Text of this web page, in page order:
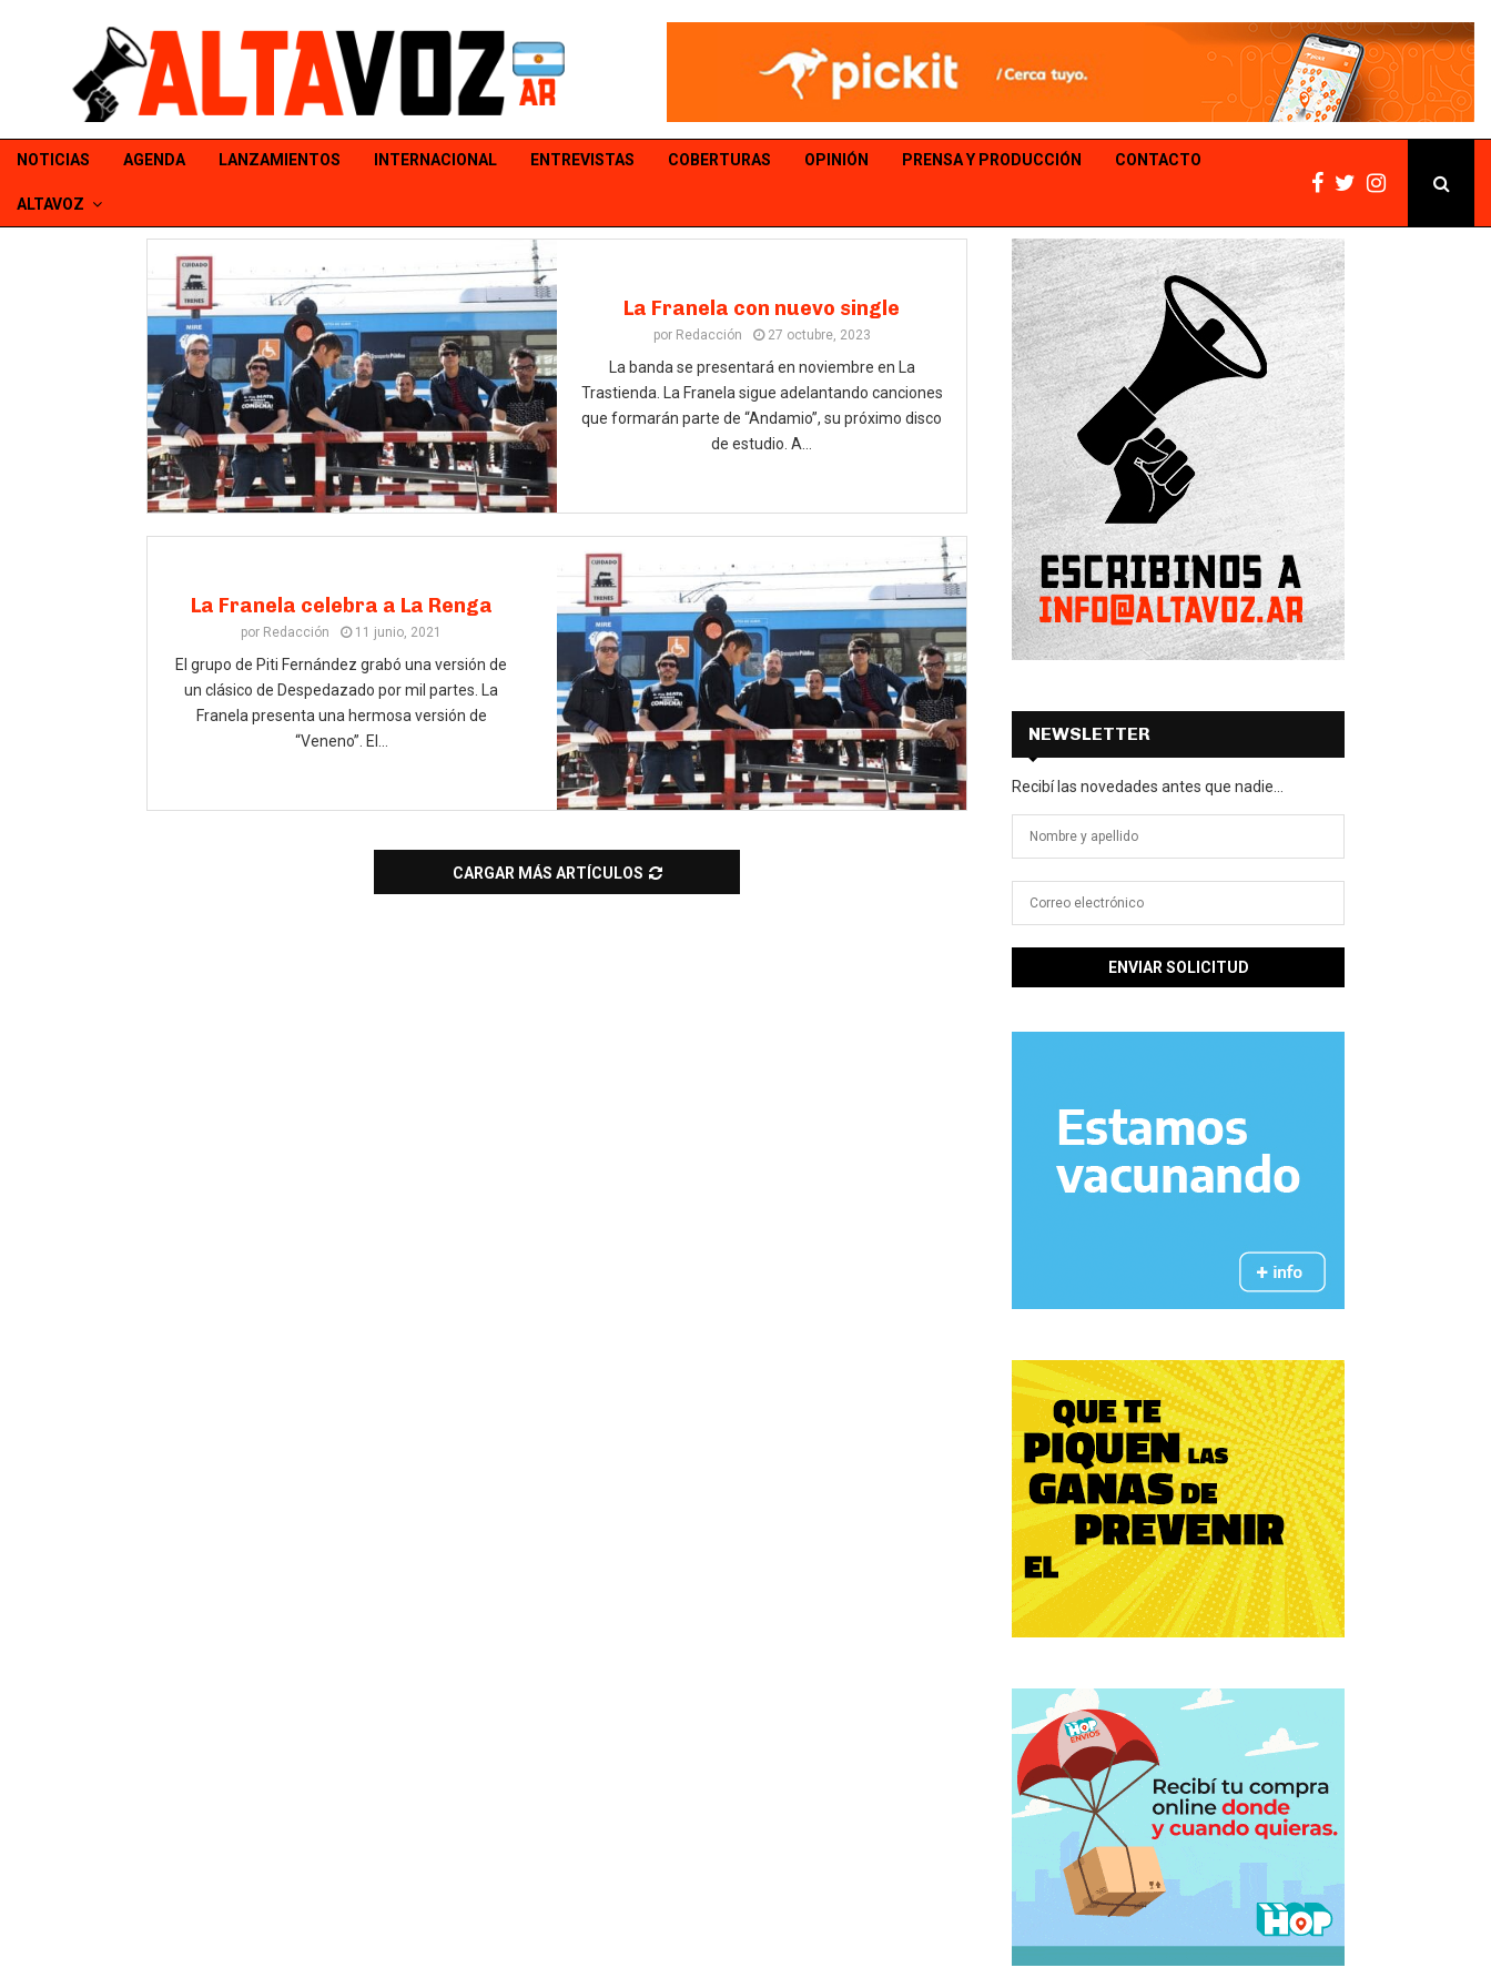
NOTICIAS AGENDA LANZAMIENTOS INTERNACIONAL ENTREVISTAS COBERTURAS OPINIÓN PRENSA Y PRODUCCIÓN CONTACTO
ALTAVOZ
La Franela con nuevo single
por Redacción 27 octubre, 2023
La banda se presentará en noviembre en La
Trastienda. La Franela sigue adelantando canciones
que formarán parte de “Andamio”, su próximo disco
de estudio. A...
La Franela celebra a La Renga
por Redacción 11 junio, 2021
El grupo de Piti Fernández grabó una versión de
un clásico de Despedazado por mil partes. La
Franela presenta una hermosa versión de
“Veneno”. El...
CARGAR MÁS ARTÍCULOS
NEWSLETTER
Recibí las novedades antes que nadie...